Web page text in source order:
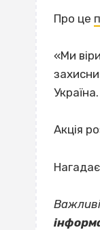
Про це
«Ми
Акція